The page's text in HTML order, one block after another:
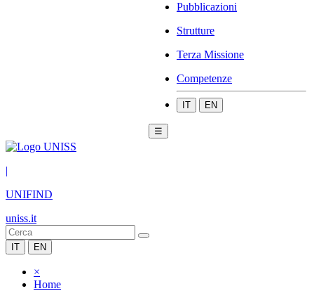
Pubblicazioni
Strutture
Terza Missione
Competenze
IT EN
☰
|
UNIFIND
uniss.it
IT EN
×
Home